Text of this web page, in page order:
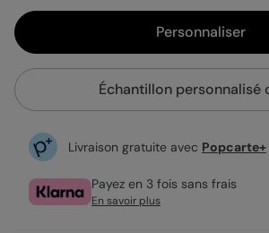
Personnaliser
Échantillon personnalisé
Livraison gratuite avec Popcarte+
Payez en 3 fois sans frais
En savoir plus